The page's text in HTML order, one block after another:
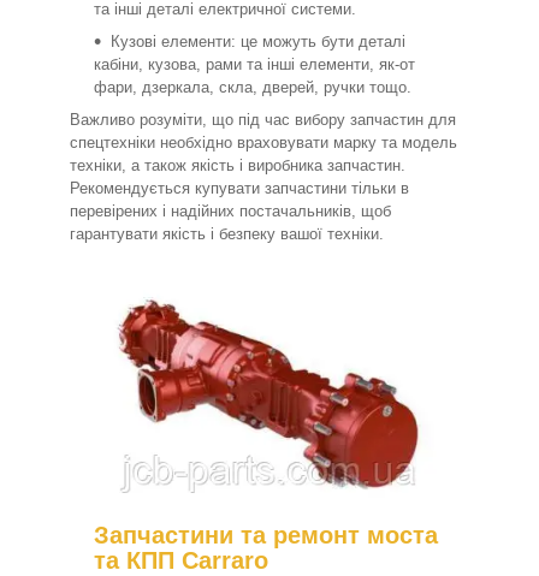
та інші деталі електричної системи.
Кузові елементи: це можуть бути деталі
кабіни, кузова, рами та інші елементи, як-от
фари, дзеркала, скла, дверей, ручки тощо.
Важливо розуміти, що під час вибору запчастин для
спецтехніки необхідно враховувати марку та модель
техніки, а також якість і виробника запчастин.
Рекомендується купувати запчастини тільки в
перевірених і надійних постачальників, щоб
гарантувати якість і безпеку вашої техніки.
Запчастини та ремонт моста
та КПП Carraro